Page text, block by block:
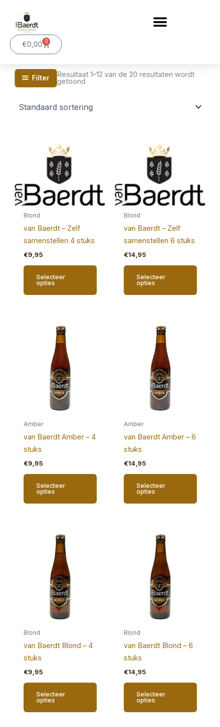
inhoud €0,00 0
Winkelwagen
Filter Resultaat 1–12 van de 20 resultaten wordt
getoond
Blond
van Baerdt – Zelf
samenstellen 4 stuks
€9,95
Selecteer
opties
Blond
van Baerdt – Zelf
samenstellen 6 stuks
€14,95
Selecteer
opties
Amber
van Baerdt Amber – 4
stuks
€9,95
Selecteer
opties
Amber
van Baerdt Amber – 6
stuks
€14,95
Selecteer
opties
Blond
van Baerdt Blond – 4
stuks
€9,95
Selecteer
opties
Blond
van Baerdt Blond – 6
stuks
€14,95
Selecteer
opties